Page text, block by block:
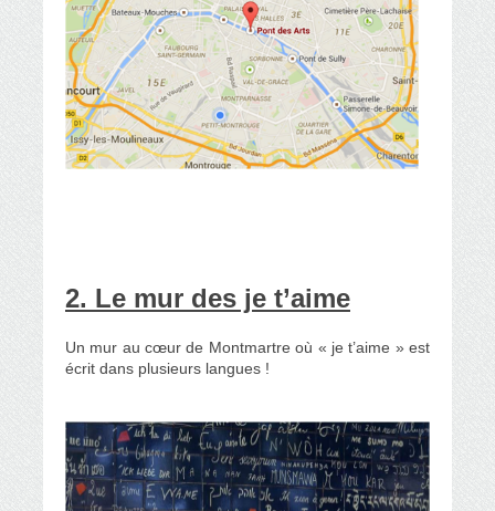
2. Le mur des je t’aime
Un mur au cœur de Montmartre où « je t’aime » est
écrit dans plusieurs langues !